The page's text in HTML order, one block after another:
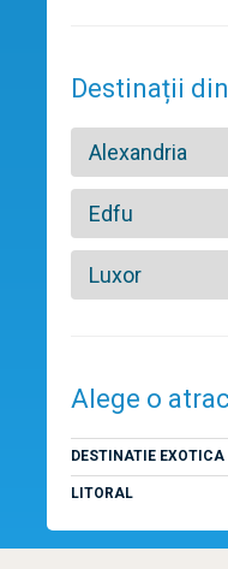
Destinații
Alexandria
Edfu
Luxor
Alege o
DESTINATIE EXOTICA
LITORAL